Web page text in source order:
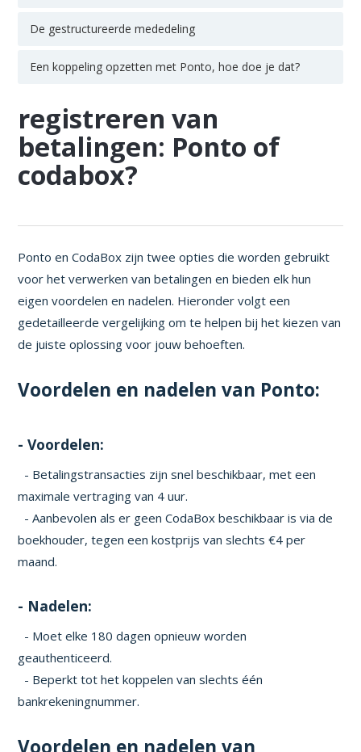
De gestructureerde mededeling
Een koppeling opzetten met Ponto, hoe doe je dat?
registreren van
betalingen: Ponto of
codabox?
Ponto en CodaBox zijn twee opties die worden gebruikt
voor het verwerken van betalingen en bieden elk hun
eigen voordelen en nadelen. Hieronder volgt een
gedetailleerde vergelijking om te helpen bij het kiezen van
de juiste oplossing voor jouw behoeften.
Voordelen en nadelen van Ponto:
- Voordelen:
- Betalingstransacties zijn snel beschikbaar, met een
maximale vertraging van 4 uur.
- Aanbevolen als er geen CodaBox beschikbaar is via de
boekhouder, tegen een kostprijs van slechts €4 per
maand.
- Nadelen:
- Moet elke 180 dagen opnieuw worden
geauthenticeerd.
- Beperkt tot het koppelen van slechts één
bankrekeningnummer.
Voordelen en nadelen van